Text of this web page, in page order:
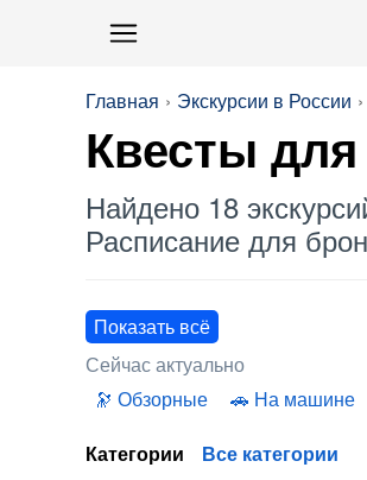
Главная Экскурсии в России
Квесты
Найдено 18
Расписание для
Показать всё
Сейчас актуально
Обзорные
На машине
Категории Все категории